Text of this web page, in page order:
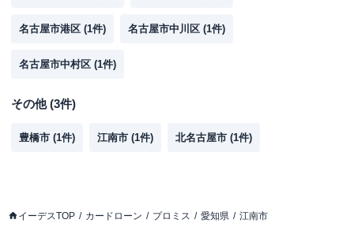
名古屋市港区 (1件) 名古屋市中川区 (1件)
名古屋市中村区 (1件)
その他(3件)
豊橋市 (1件) 江南市 (1件) 北名古屋市 (1件)
イーデスTOP カードローン プロミス 愛知県 江南市